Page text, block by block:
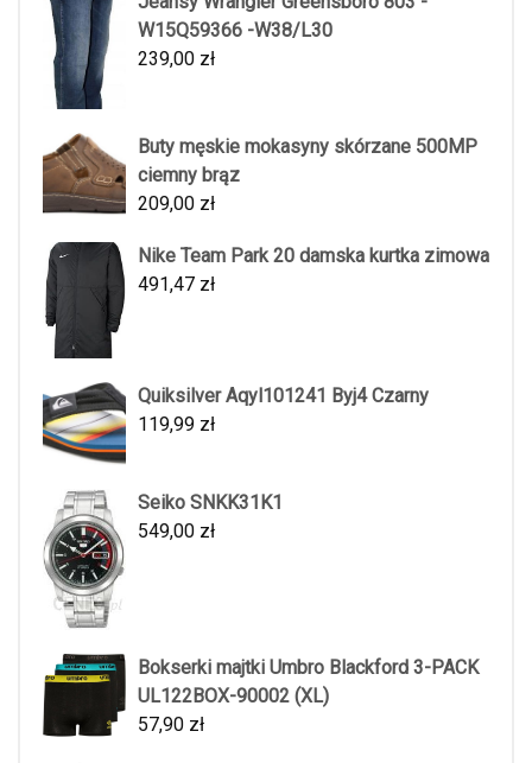
W15Q59366 -W38/L30
239,00 zł
Buty męskie mokasyny skórzane 500MP
ciemny brąz
209,00 zł
Nike Team Park 20 damska kurtka zimowa
491,47 zł
Quiksilver Aqyl101241 Byj4 Czarny
119,99 zł
Seiko SNKK31K1
549,00 zł
Bokserki majtki Umbro Blackford 3-PACK
UL122BOX-90002 (XL)
57,90 zł